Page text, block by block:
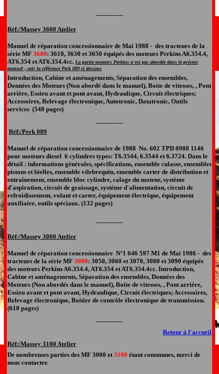
Réf:/Massey 3600 Atelier
Manuel de réparation concessionnaire de Mai 1988 - des tracteurs de la
série MF 3600: 3610, 3630 et 3650 équipés des moteurs Perkins A6.354.4,
AT6.354 et AT6.354.4cc. La partie moteurs Perkins n'est pas abordée dans le présent
manuel , voir la référence Perk 089 ci dessous
Introduction, Cabine et aménagements, Séparation des ensembles,
Données des Moteurs (Non abordé dans le manuel), Boite de vitesses, , Pont
arrière, Essieu avant et pont avant, Hydraulique, Circuit électriques;
Accessoires, Relevage électronique, Autotronic, Datatronic, Outils
services (548 pages)
Réf:/Perk 089
Manuel de réparation concessionnaire de 1988 No. 602 TPD 0988 1146
pour moteurs diesel 6 cylindres types: T6.3544, 6.3544 et 6.3724. Dans le
détail : informations générales, spécifications, ensemble culasse, ensembles
pistons et bielles, ensemble vilebrequin, ensemble carter de distribution et
entraînement, ensemble bloc cylindre, calage du moteur, système
d'aspiration, circuit de graissage, système d'alimentation, circuit de
refroidissement, volant et carter, équipement électrique, équipement
auxiliaire, outils spéciaux. (132 pages)
Réf:/Massey 3000 Atelier
Manuel de réparation concessionnaire N°1 646 597 M1 de Mai 1986 - des
tracteurs de la série MF 3000: 3050, 3060 et 3070, 3080 et 3090 équipés
des moteurs Perkins A6.354.4, AT6.354 et AT6.354.4cc. Introduction,
Cabine et aménagements, Séparation des ensembles, Données des
Moteurs (Non abordés dans le manuel), Boite de vitesses, , Pont arrière,
Essieu avant et pont avant, Hydraulique, Circuit électriques; Accessoires,
Relevage électronique, Boitier de contrôle électronique de transmission.
(610 pages)
Retour à l'accueil
Réf:/Massey 3100 Atelier
De nombreuses parties des MF 3000 et3100 étant communes, merci de
nous contacter.